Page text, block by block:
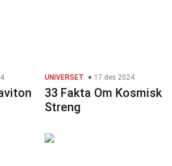
UNIVERSET 17 des 2024
33 Fakta Om Kosmisk
Streng